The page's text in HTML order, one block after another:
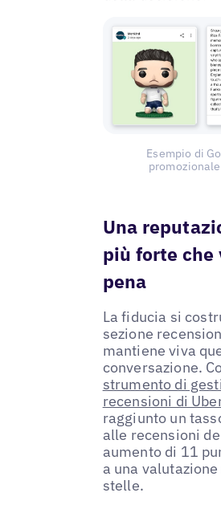
Esempio di
Una
più forte che
pena
La fiducia si
sezione
mantiene viva
conversazione.
strumento di
recensioni di
raggiunto un
alle recensioni
aumento di 11
a una
stelle.